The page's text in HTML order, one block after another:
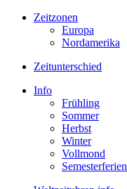
Zeitzonen
Europa
Nordamerika
Zeitunterschied
Info
Frühling
Sommer
Herbst
Winter
Vollmond
Semesterferien